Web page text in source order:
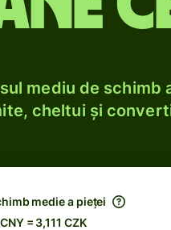
mediu de schimb
cheltui și
medie a pieței
= 3,111 CZK